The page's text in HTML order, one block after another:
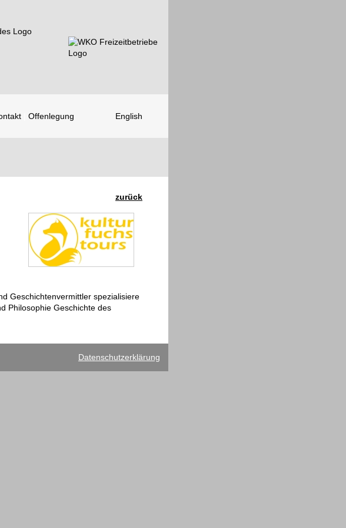
Offenlegung English
zurück
Geschichtenvermittler spezialisiere
Philosophie Geschichte des
Datenschutzerklärung